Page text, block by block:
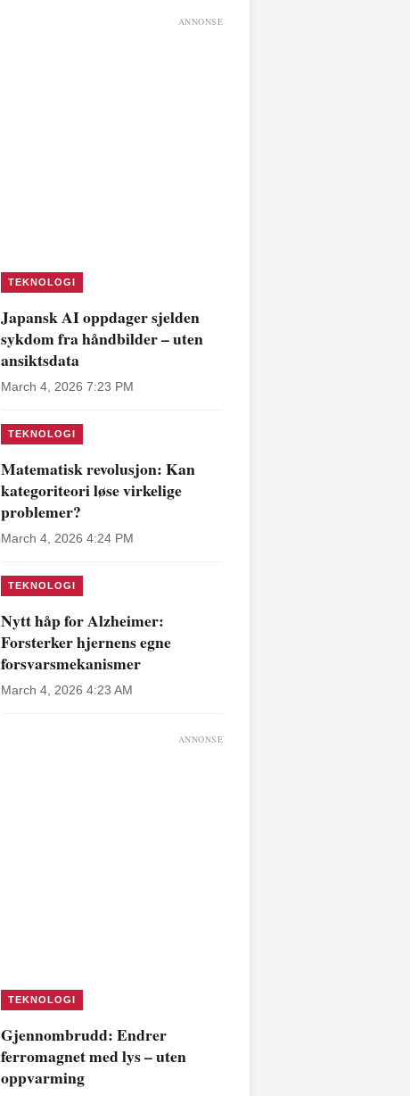
ANNONSE
TEKNOLOGI
Japansk AI oppdager sjelden
sykdom fra håndbilder – uten
ansiktsdata
March 4, 2026 7:23 PM
TEKNOLOGI
Matematisk revolusjon: Kan
kategoriteori løse virkelige
problemer?
March 4, 2026 4:24 PM
TEKNOLOGI
Nytt håp for Alzheimer:
Forsterker hjernens egne
forsvarsmekanismer
March 4, 2026 4:23 AM
ANNONSE
TEKNOLOGI
Gjennombrudd: Endrer
ferromagnet med lys – uten
oppvarming